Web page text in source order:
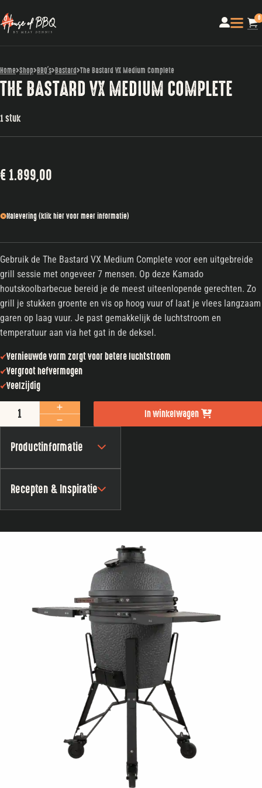
0
Home Shop BBQ's Bastard The Bastard VX Medium Complete
THE BASTARD VX MEDIUM COMPLETE
1 stuk
€ 1.899,00
Nalevering (klik hier voor meer informatie)
Gebruik de The Bastard VX Medium Complete voor een uitgebreide
grill sessie met ongeveer 7 mensen. Op deze Kamado
houtskoolbarbecue bereid je de meest uiteenlopende gerechten. Zo
grill je stukken groente en vis op hoog vuur of laat je vlees langzaam
garen op laag vuur. Je past gemakkelijk de luchtstroom en
temperatuur aan via het gat in de deksel.
Vernieuwde vorm zorgt voor betere luchtstroom
Vergroot hefvermogen
Veelzijdig
The Bastard VX Medium Complete aantal In winkelwagen
Productinformatie
Recepten & Inspiratie